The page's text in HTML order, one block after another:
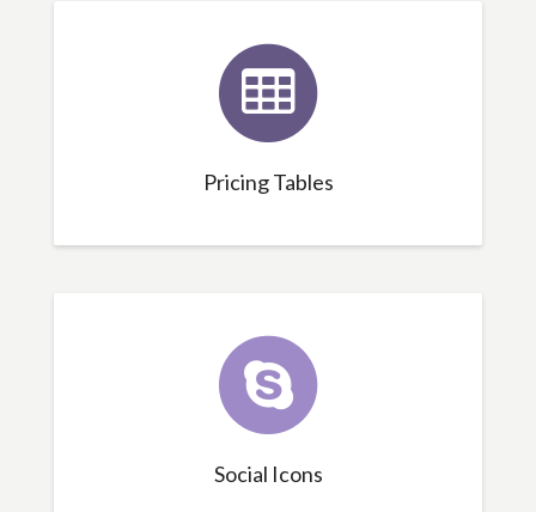
Pricing Tables
Social Icons